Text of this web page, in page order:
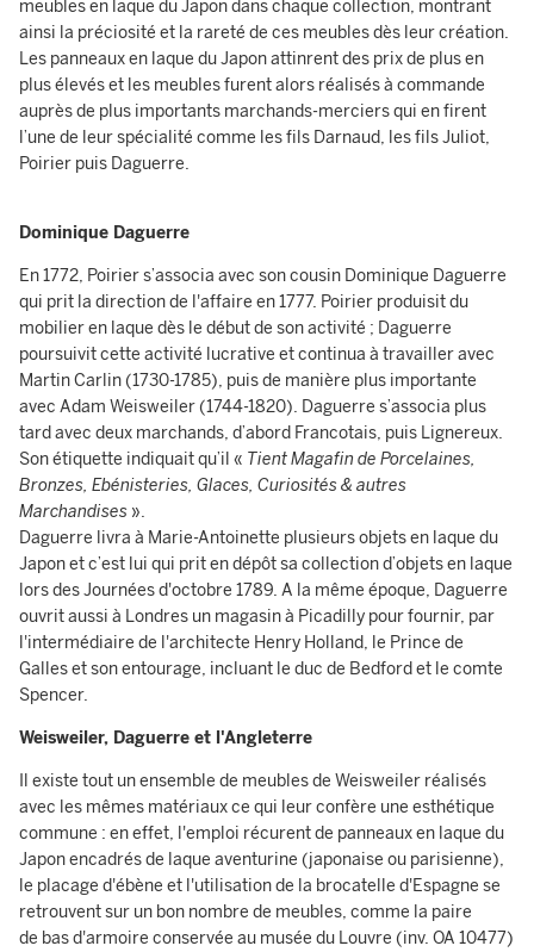
meubles en laque du Japon dans chaque collection, montrant
ainsi la préciosité et la rareté de ces meubles dès leur création.
Les panneaux en laque du Japon attinrent des prix de plus en
plus élevés et les meubles furent alors réalisés à commande
auprès de plus importants marchands-merciers qui en firent
l’une de leur spécialité comme les fils Darnaud, les fils Juliot,
Poirier puis Daguerre.
Dominique Daguerre
En 1772, Poirier s’associa avec son cousin Dominique Daguerre
qui prit la direction de l'affaire en 1777. Poirier produisit du
mobilier en laque dès le début de son activité ; Daguerre
poursuivit cette activité lucrative et continua à travailler avec
Martin Carlin (1730-1785), puis de manière plus importante
avec Adam Weisweiler (1744-1820). Daguerre s’associa plus
tard avec deux marchands, d’abord Francotais, puis Lignereux.
Son étiquette indiquait qu’il « Tient Magafin de Porcelaines,
Bronzes, Ebénisteries, Glaces, Curiosités & autres
Marchandises ».
Daguerre livra à Marie-Antoinette plusieurs objets en laque du
Japon et c’est lui qui prit en dépôt sa collection d’objets en laque
lors des Journées d'octobre 1789. A la même époque, Daguerre
ouvrit aussi à Londres un magasin à Picadilly pour fournir, par
l'intermédiaire de l'architecte Henry Holland, le Prince de
Galles et son entourage, incluant le duc de Bedford et le comte
Spencer.
Weisweiler, Daguerre et l'Angleterre
Il existe tout un ensemble de meubles de Weisweiler réalisés
avec les mêmes matériaux ce qui leur confère une esthétique
commune : en effet, l'emploi récurent de panneaux en laque du
Japon encadrés de laque aventurine (japonaise ou parisienne),
le placage d'ébène et l'utilisation de la brocatelle d'Espagne se
retrouvent sur un bon nombre de meubles, comme la paire
de bas d'armoire conservée au musée du Louvre (inv. OA 10477)